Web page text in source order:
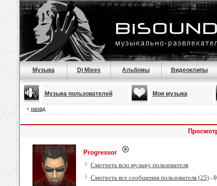
Музыка Dj Mixes Альбомы Видеоклипы
Музыка пользователей Моя музыка
назад
Progressor
Смотреть всю музыку пользователя
Смотреть все сообщения пользователя (25)-